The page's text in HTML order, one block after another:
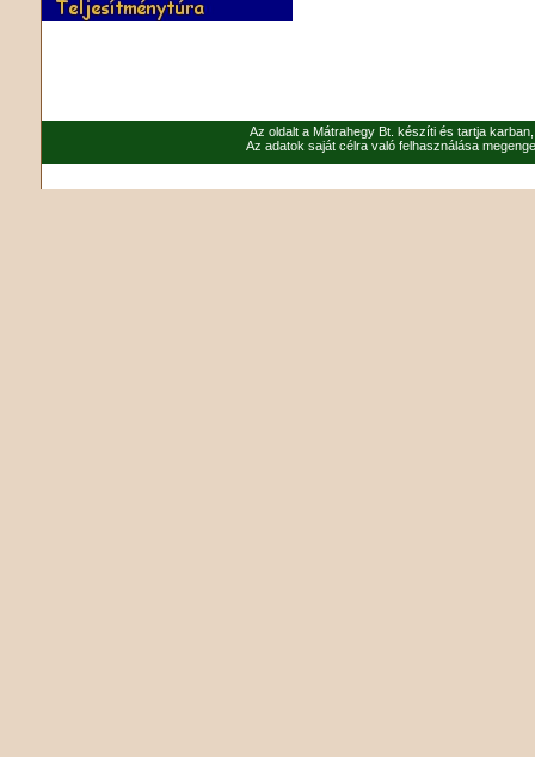
Az oldalt a Mátrahegy Bt. készíti és tartja
Az adatok saját célra való felhasználása